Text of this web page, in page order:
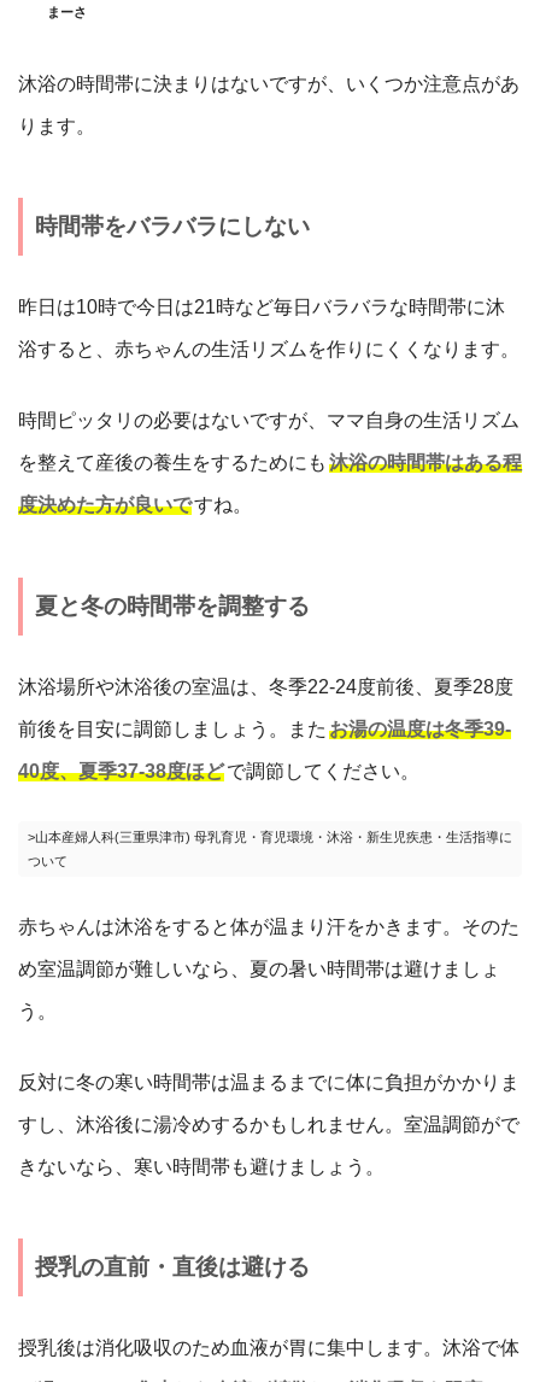
まーさ
沐浴の時間帯に決まりはないですが、いくつか注意点があ
ります。
時間帯をバラバラにしない
昨日は10時で今日は21時など毎日バラバラな時間帯に沐
浴すると、赤ちゃんの生活リズムを作りにくくなります。
時間ピッタリの必要はないですが、ママ自身の生活リズム
を整えて産後の養生をするためにも 沐浴の時間帯はある程
度決めた方が良いですね。
夏と冬の時間帯を調整する
沐浴場所や沐浴後の室温は、冬季22-24度前後、夏季28度
前後を目安に調節しましょう。また お湯の温度は冬季39-
40度、夏季37-38度ほどで調節してください。
>山本産婦人科(三重県津市) 母乳育児・育児環境・沐浴・新生児疾患・生活指導に
ついて
赤ちゃんは沐浴をすると体が温まり汗をかきます。そのた
め室温調節が難しいなら、夏の暑い時間帯は避けましょ
う。
反対に冬の寒い時間帯は温まるまでに体に負担がかかりま
すし、沐浴後に湯冷めするかもしれません。室温調節がで
きないなら、寒い時間帯も避けましょう。
授乳の直前・直後は避ける
授乳後は消化吸収のため血液が胃に集中します。沐浴で体